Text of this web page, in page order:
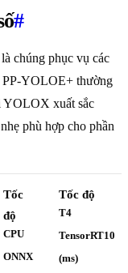
#
chúng phục vụ các
PP-YOLOE+ thường
YOLOX xuất sắc
phù hợp cho phần
Tốc
độ
CPU
ONNX
Tốc độ
T4
TensorRT10
(ms)